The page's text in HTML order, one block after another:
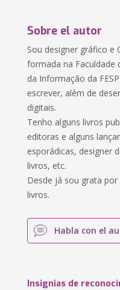
Sobre el autor
Sou designer gráfico e
formada na Faculdade
da Informação da
escrever, além de
digitais.
Tenho alguns livros
editoras e alguns
esporádicas, designer
livros, etc.
Desde já sou grata
livros.
Habla con el
Insignias de